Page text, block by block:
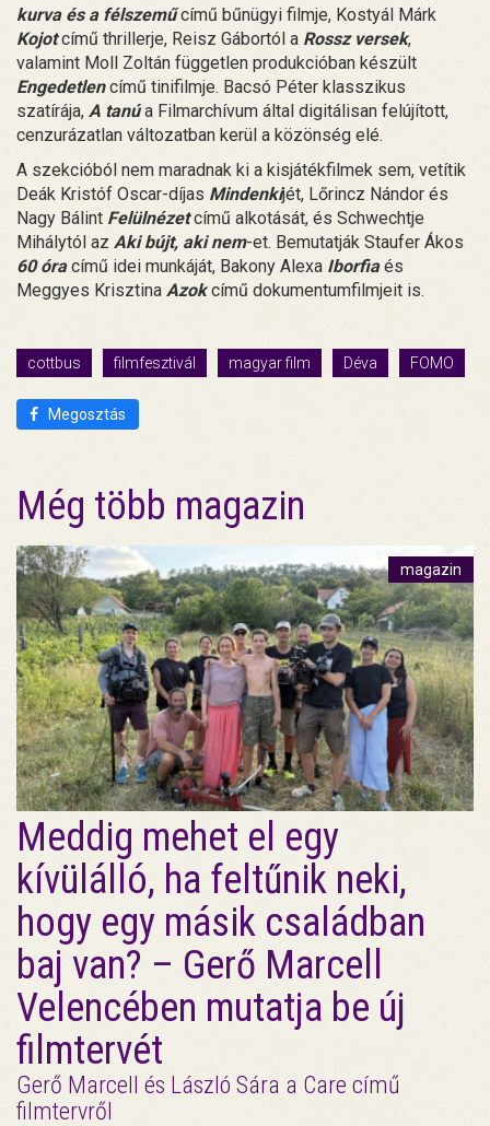
kurva és a félszeműcímű bűnügyi filmje, Kostyál Márk
Kojot című thrillerje, Reisz Gábortól a Rossz versek,
valamint Moll Zoltán független produkcióban készült
Engedetlencímű tinifilmje. Bacsó Péter klasszikus
szatírája, A tanúa Filmarchívum által digitálisan felújított,
cenzurázatlan változatban kerül a közönség elé.
A szekcióból nem maradnak ki a kisjátékfilmek sem, vetítik
Deák Kristóf Oscar-díjas Mindenkijét, Lőrincz Nándor és
Nagy Bálint Felülnézetcímű alkotását, és Schwechtje
Mihálytól az Aki bújt, aki nem-et. Bemutatják Staufer Ákos
60 óracímű idei munkáját, Bakony Alexa Iborfia és
Meggyes Krisztina Azokcímű dokumentumfilmjeit is.
cottbus filmfesztivál magyar film Déva FOMO
Megosztás
Még több magazin
magazin
Meddig mehet el egy
kívülálló, ha feltűnik neki,
hogy egy másik családban
baj van? – Gerő Marcell
Velencében mutatja be új
filmtervét
Gerő Marcell és László Sára a Care című
filmtervről